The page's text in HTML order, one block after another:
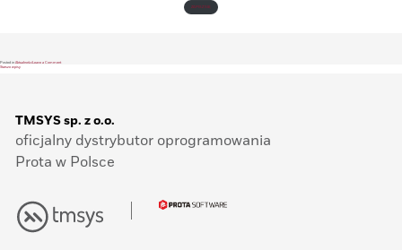
ZAPISZ SIĘ
Posted in AktualnościLeave a Commenton
Nawigacja
wpisach
Starsze wpisy
TMSYS sp. z o.o.
oficjalny dystrybutor oprogramowania
Prota w Polsce